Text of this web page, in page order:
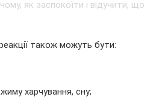
також можуть бути:
харчування, сну;